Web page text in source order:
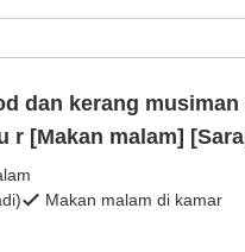
dan kerang musiman
r [Makan malam]
Makan malam di kamar